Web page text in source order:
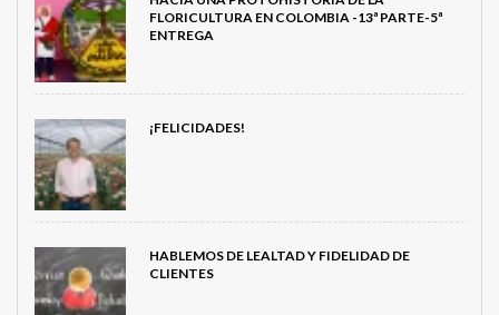
FLORICULTURA EN COLOMBIA -13ª PARTE-5ª
ENTREGA
¡FELICIDADES!
HABLEMOS DE LEALTAD Y FIDELIDAD DE
CLIENTES